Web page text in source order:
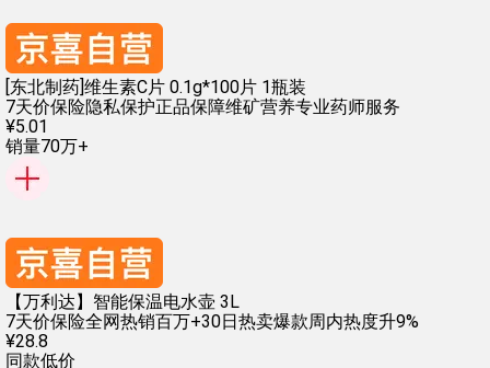
[东北制药]维生素C片 0.1g*100片 1瓶装
7天价保险隐私保护正品保障维矿营养专业药师服务
¥5.01
销量70万+
【万利达】智能保温电水壶 3L
7天价保险全网热销百万+30日热卖爆款周内热度升9%
¥28.8
同款低价